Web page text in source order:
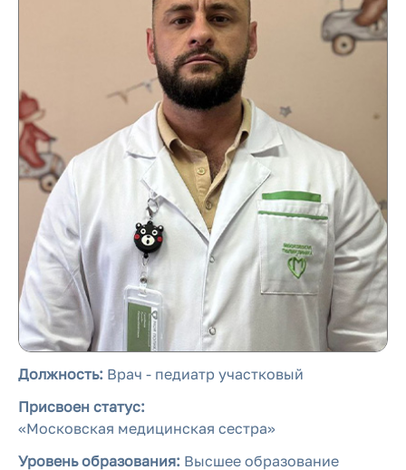
Должность: Врач - педиатр участковый
Присвоен статус:
«Московская медицинская сестра»
Уровень образования: Высшее образование